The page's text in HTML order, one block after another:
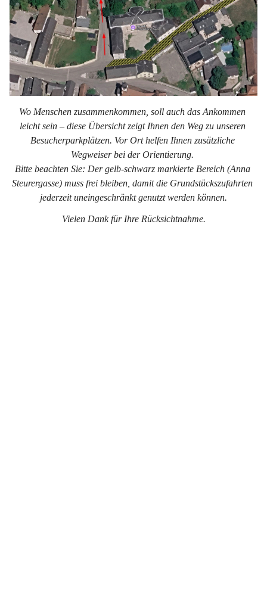
Wo Menschen zusammenkommen, soll auch das Ankommen
leicht sein – diese Übersicht zeigt Ihnen den Weg zu unseren
Besucherparkplätzen. Vor Ort helfen Ihnen zusätzliche
Wegweiser bei der Orientierung.
Bitte beachten Sie: Der gelb-schwarz markierte Bereich (Anna
Steurergasse) muss frei bleiben, damit die Grundstückszufahrten
jederzeit uneingeschränkt genutzt werden können.
Vielen Dank für Ihre Rücksichtnahme.